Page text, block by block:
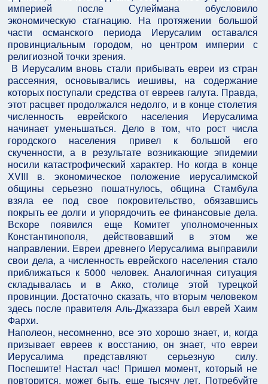
империей после Сулеймана обусловило
экономическую стагнацию. На протяжении большой
части османского периода Иерусалим оставался
провинциальным городом, но центром империи с
религиозной точки зрения.
В Иерусалим вновь стали прибывать евреи из стран
рассеяния, основывались иешивы, на содержание
которых поступали средства от евреев галута. Правда,
этот расцвет продолжался недолго, и в конце столетия
численность еврейского населения Иерусалима
начинает уменьшаться. Дело в том, что рост числа
городского населения привел к большой его
скученности, а в результате возникающие эпидемии
носили катастрофический характер. Но когда в конце
ХVIII в. экономическое положение иерусалимской
общины серьезно пошатнулось, община Стамбула
взяла ее под свое покровительство, обязавшись
покрыть ее долги и упорядочить ее финансовые дела.
Вскоре появился еще Комитет уполномоченных
Константинополя, действовавший в этом же
направлении. Евреи древнего Иерусалима выправили
свои дела, а численность еврейского населения стало
приближаться к 5000 человек. Аналогичная ситуация
складывалась и в Акко, столице этой турецкой
провинции. Достаточно сказать, что вторым человеком
здесь после правителя Аль-Джаззара был еврей Хаим
Фархи.
Наполеон, несомненно, все это хорошо знает, и, когда
призывает евреев к восстанию, он знает, что евреи
Иерусалима представляют серьезную силу.
Поспешите! Настал час! Пришел момент, который не
повторится, может быть, еще тысячу лет. Потребуйте